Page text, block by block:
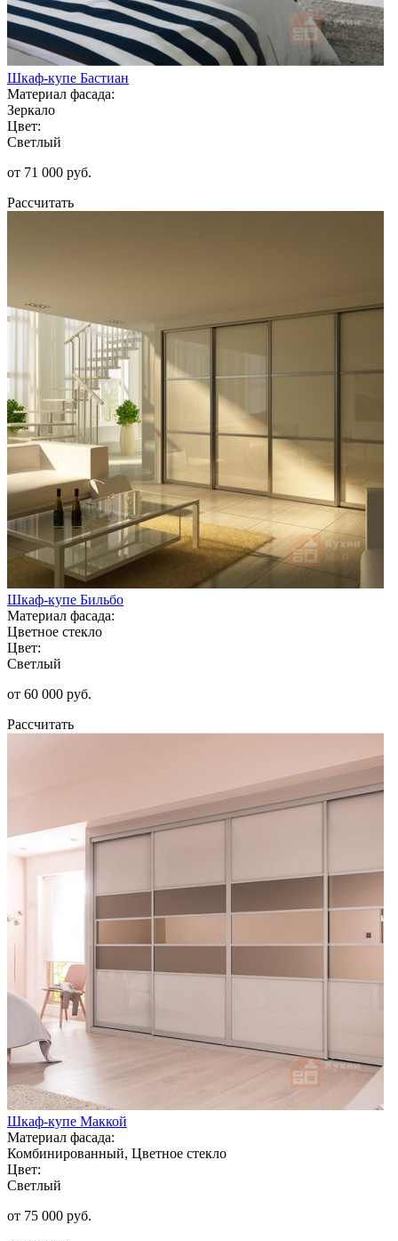
Шкаф-купе Бастиан
Материал фасада:
Зеркало
Цвет:
Светлый
от 71 000 руб.
Рассчитать
Шкаф-купе Бильбо
Материал фасада:
Цветное стекло
Цвет:
Светлый
от 60 000 руб.
Рассчитать
Шкаф-купе Маккой
Материал фасада:
Комбинированный, Цветное стекло
Цвет:
Светлый
от 75 000 руб.